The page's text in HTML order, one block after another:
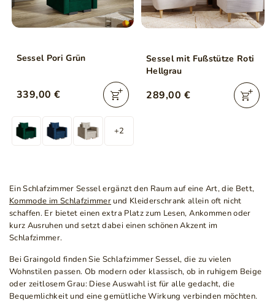
Sessel Pori Grün
339,00 €
+2
Sessel mit Fußstütze Roti
Hellgrau
289,00 €
Ein Schlafzimmer Sessel ergänzt den Raum auf eine Art, die Bett,
Kommode im Schlafzimmer und Kleiderschrank allein oft nicht
schaffen. Er bietet einen extra Platz zum Lesen, Ankommen oder
kurz Ausruhen und setzt dabei einen schönen Akzent im
Schlafzimmer.
Bei Graingold finden Sie Schlafzimmer Sessel, die zu vielen
Wohnstilen passen. Ob modern oder klassisch, ob in ruhigem Beige
oder zeitlosem Grau: Diese Auswahl ist für alle gedacht, die
Bequemlichkeit und eine gemütliche Wirkung verbinden möchten.